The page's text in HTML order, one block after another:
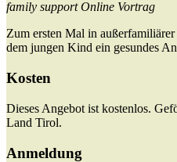
family support Online Vortrag
Zum ersten Mal in
dem jungen Kind ein gesundes
Kosten
Dieses Angebot ist kostenlos.
Land Tirol.
Anmeldung